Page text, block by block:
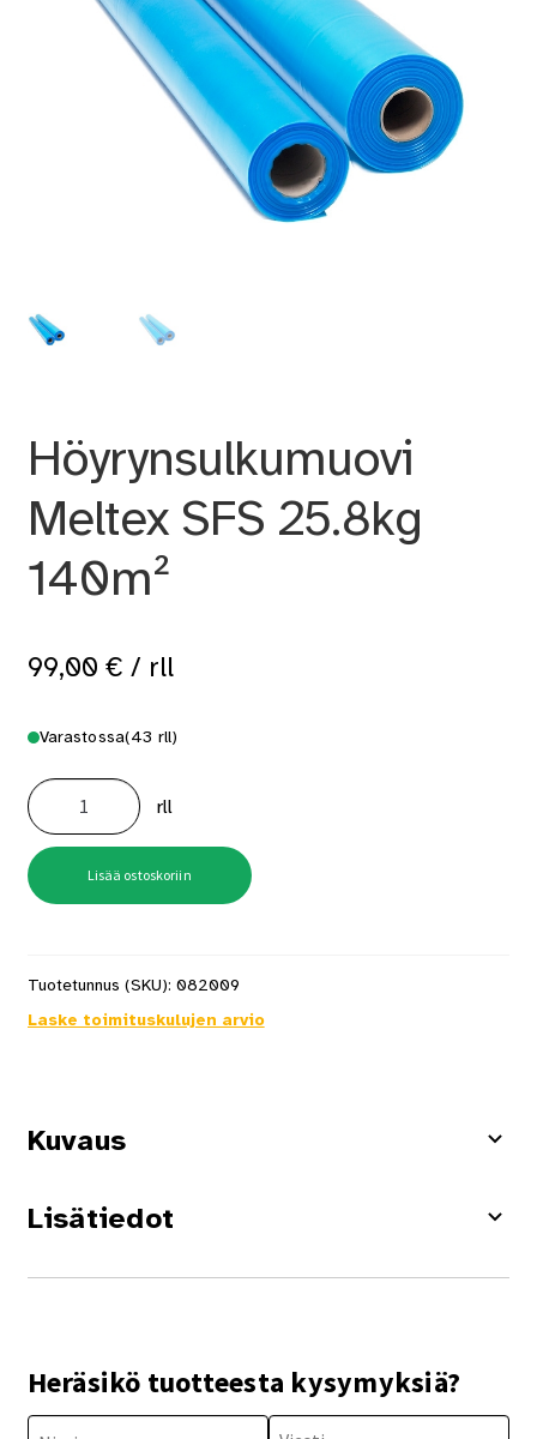
Höyrynsulkumuovi
Meltex SFS 25.8kg
140m²
99,00 € / rll
Varastossa(43 rll)
Höyrynsulkumuovi
Meltex
SFS
25.8kg
140m²
määrä
rll
Lisää ostoskoriin
Tuotetunnus (SKU): 082009
Laske toimituskulujen arvio
Kuvaus
Lisätiedot
Heräsikö tuotteesta kysymyksiä?